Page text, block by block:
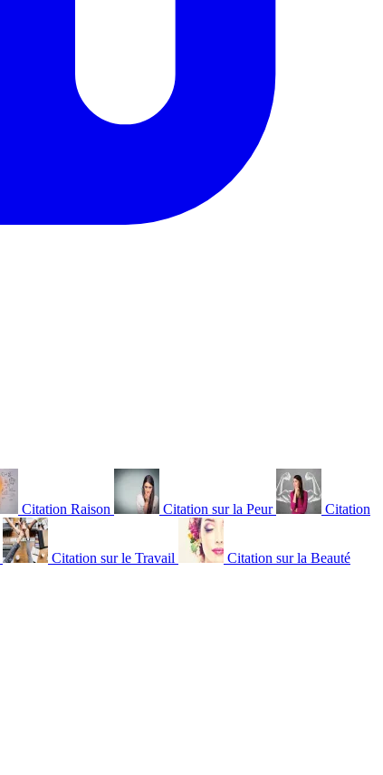
Citation Raison Citation sur la Peur Citation
Citation sur le Travail Citation sur la Beauté